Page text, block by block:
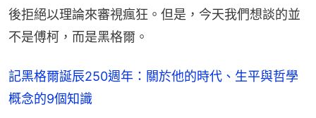
後拒絕以理論來審視瘋狂。但是，今天我們想談的並
不是傅柯，而是黑格爾。
記黑格爾誕辰250週年：關於他的時代、生平與哲學
概念的9個知識